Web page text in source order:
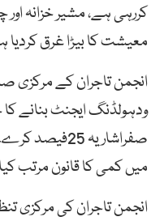
کررہی ہے، مشیر خزانہ
معیشت کا بیڑا غرق کردیا
انجمن تاجران کے مرکزی
صفراشاریہ
میں کمی کا قانون مرتب
انجمن تاجران کی مرکزی